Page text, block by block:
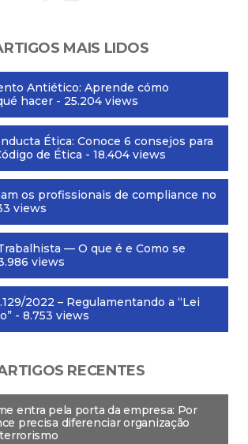
MAIS LIDOS
Antiético: Aprende cómo
hacer - 25.204 views
Ética: Conoce 6 consejos para
de Ética - 18.404 views
os profissionais de compliance no
views
— O que é e Como se
views
2022 – Regulamentando a “Lei
- 8.753 views
RECENTES
entra pela porta da empresa: Por
precisa diferenciar organização